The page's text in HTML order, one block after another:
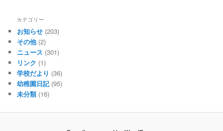
カテゴリー
お知らせ (203)
その他(2)
ニュース (301)
リンク (1)
学校だより (36)
幼稚園日記(95)
未分類(16)